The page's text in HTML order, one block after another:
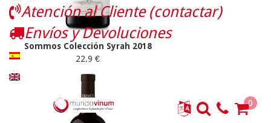
Sommos Colección Syrah 2018
22.9 €
Atención al Cliente (contactar)
Envíos y Devoluciones
0